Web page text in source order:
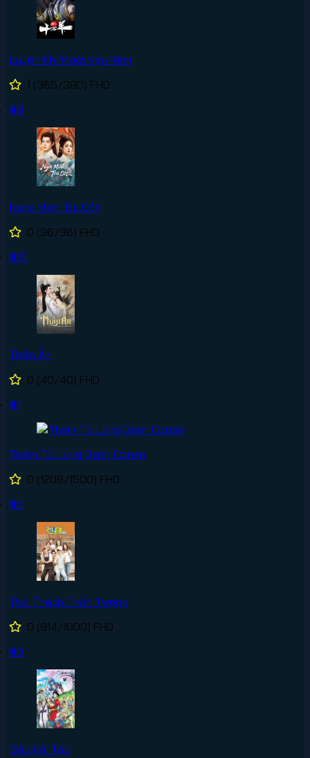
Luyện Khí Mười Vạn Năm
1 (365/380) FHD
#9
Ngọc Minh Trà Cốt
0 (36/36) FHD
#10
Thần Ẩn
0 (40/40) FHD
#1
Thám Tử Lừng Danh Conan
0 (1209/1500) FHD
#2
Thử Thách Thần Tượng
0 (814/1000) FHD
#3
Đảo Hải Tặc